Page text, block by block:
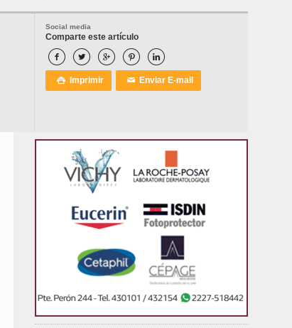
Social media
Comparte este artículo
    
 Imprimir ✉ Enviar E-mail